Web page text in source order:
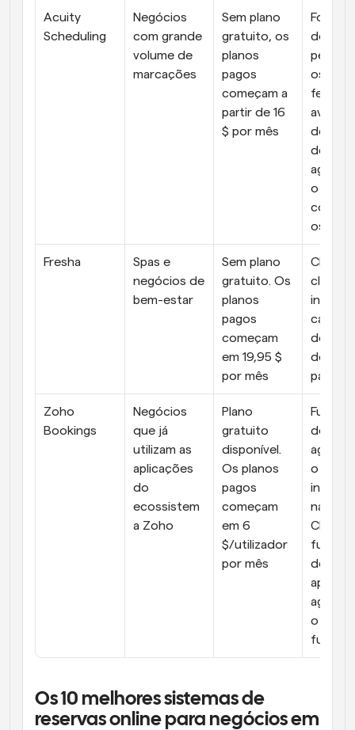
Acuity
Scheduling
Negócios
com grande
volume de
marcações
Sem plano
gratuito, os
planos
pagos
começam a
partir de 16
$ por mês
de
os e
de
de
o de
os
Fresha
Spas e
negócios de
bem-estar
Sem plano
gratuito. Os
planos
pagos
começam
em 19,95 $
por mês
CRM de
cliente,
de
de
para
Zoho
Bookings
Negócios
que já
utilizam as
aplicações
do
ecossistem
a Zoho
Plano
gratuito
disponível.
Os planos
pagos
começam
em 6
$/utilizador
por mês
des de
o de
nativa
CRM e
des de
o de
Os 10 melhores sistemas de
reservas online para negócios em